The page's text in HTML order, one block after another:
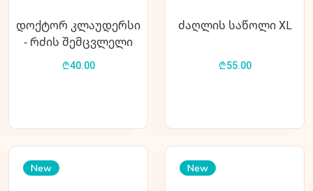
დოქტორ კლაუდერსი
- რძის შემცვლელი
ლეკვებისთვის 400გ.
₾40.00
ძაღლის საწოლი XL
₾55.00
New New